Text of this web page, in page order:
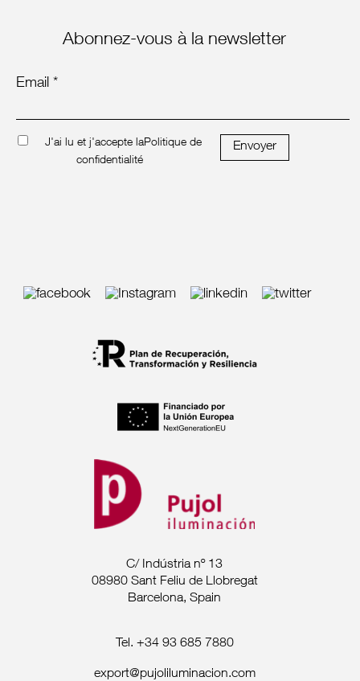
Abonnez-vous à la newsletter
Email *
J'ai lu et j'accepte laPolitique de
confidentialité
Envoyer
C/ Indústria nº 13
08980 Sant Feliu de Llobregat
Barcelona, Spain
Tel. +34 93 685 7880
export@pujoliluminacion.com